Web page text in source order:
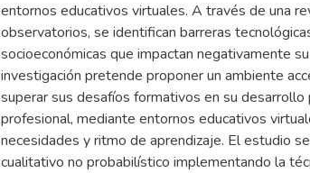
entornos educativos virtuales. A través de una
observatorios, se identifican barreras
socioeconómicas que impactan negativamente
investigación pretende proponer un ambiente
superar sus desafíos formativos en su desarrollo
profesional, mediante entornos educativos
necesidades y ritmo de aprendizaje. El estudio
cualitativo no probabilístico implementando la